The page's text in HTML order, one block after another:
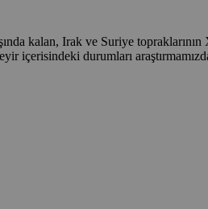
kalan, Irak ve Suriye
içerisindeki durumları